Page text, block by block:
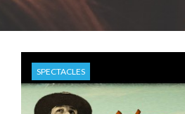
SPECTACLES